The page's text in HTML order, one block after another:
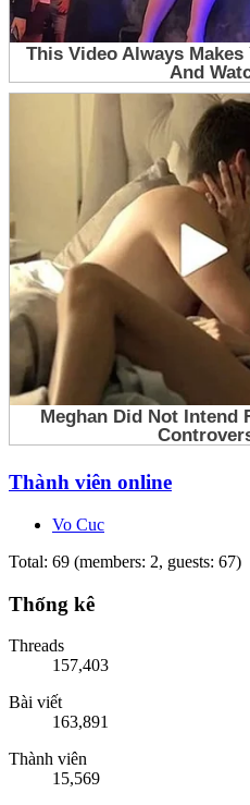
Thành viên online
Vo Cuc
Total: 69 (members: 2, guests: 67)
Thống kê
Threads
157,403
Bài viết
163,891
Thành viên
15,569